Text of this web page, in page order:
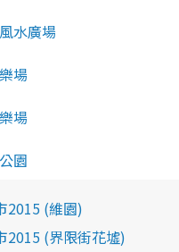
水廣場
場
場
園
2015 (維園)
2015 (界限街花墟)